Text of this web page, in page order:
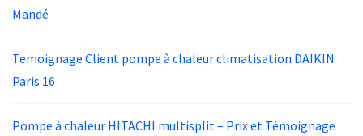
Mandé
Temoignage Client pompe à chaleur climatisation DAIKIN
Paris 16
Pompe à chaleur HITACHI multisplit – Prix et Témoignage